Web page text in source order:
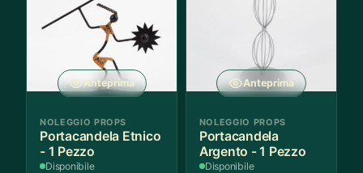
Anteprima
NOLEGGIO PROPS
Portacandela Etnico
- 1 Pezzo
Disponibile
Anteprima
NOLEGGIO PROPS
Portacandela
Argento - 1 Pezzo
Disponibile